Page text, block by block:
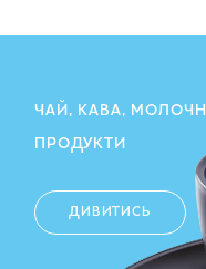
ЧАЙ, КАВА, МОЛОЧНІ
ПРОДУКТИ
ДИВИТИСЬ